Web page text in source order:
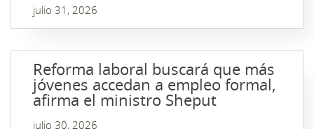
julio 31, 2026
Reforma laboral buscará que más
jóvenes accedan a empleo formal,
afirma el ministro Sheput
julio 30, 2026